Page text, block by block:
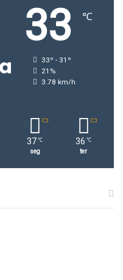
33 ℃
33º - 31º
21%
3.78 km/h
37 ℃
seg
36 ℃
ter